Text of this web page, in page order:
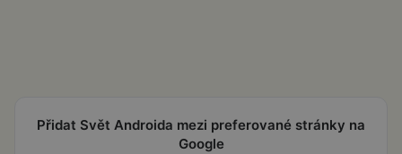
Přidat Svět Androida mezi preferované stránky na
Google